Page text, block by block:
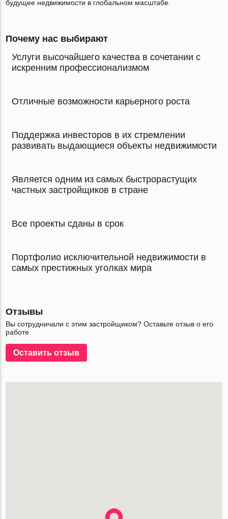
будущее недвижимости в глобальном масштабе.
Почему нас выбирают
Услуги высочайшего качества в сочетании с
искренним профессионализмом
Отличные возможности карьерного роста
Поддержка инвесторов в их стремлении
развивать выдающиеся объекты недвижимости
Является одним из самых быстрорастущих
частных застройщиков в стране
Все проекты сданы в срок
Портфолио исключительной недвижимости в
самых престижных уголках мира
Отзывы
Вы сотрудничали с этим застройщиком? Оставьте отзыв о его
работе.
Оставить отзыв